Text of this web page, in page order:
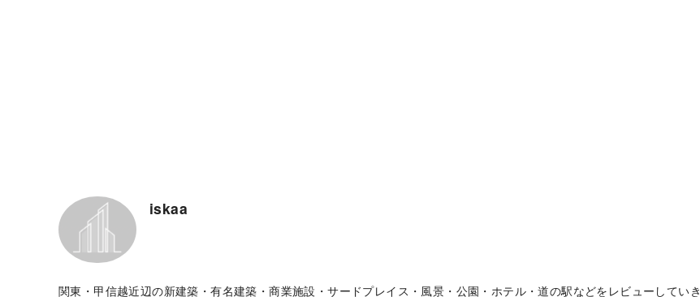
iskaa
関東・甲信越近辺の新建築・有名建築・商業施設・サードプレイス・風景・公園・ホテル・道の駅などをレビューしていき